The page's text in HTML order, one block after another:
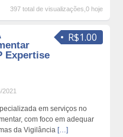
397 total de visualizações,0 hoje
R$1.00
Expertise
2021
em serviços no
com foco em adequar
da Vigilância […]